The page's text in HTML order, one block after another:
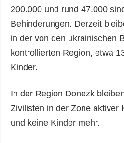
200.000 und rund 47.000
Behinderungen. Derzeit
in der von den ukrainischen
kontrollierten Region, etwa
Kinder.
In der Region Donezk
Zivilisten in der Zone aktiver
und keine Kinder mehr.